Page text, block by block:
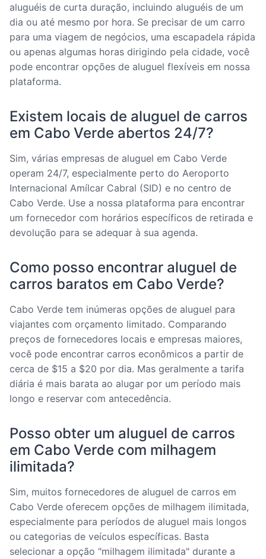
aluguéis de curta duração, incluindo aluguéis de um
dia ou até mesmo por hora. Se precisar de um carro
para uma viagem de negócios, uma escapadela rápida
ou apenas algumas horas dirigindo pela cidade, você
pode encontrar opções de aluguel flexíveis em nossa
plataforma.
Existem locais de aluguel de carros
em Cabo Verde abertos 24/7?
Sim, várias empresas de aluguel em Cabo Verde
operam 24/7, especialmente perto do Aeroporto
Internacional Amílcar Cabral (SID) e no centro de
Cabo Verde. Use a nossa plataforma para encontrar
um fornecedor com horários específicos de retirada e
devolução para se adequar à sua agenda.
Como posso encontrar aluguel de
carros baratos em Cabo Verde?
Cabo Verde tem inúmeras opções de aluguel para
viajantes com orçamento limitado. Comparando
preços de fornecedores locais e empresas maiores,
você pode encontrar carros econômicos a partir de
cerca de $15 a $20 por dia. Mas geralmente a tarifa
diária é mais barata ao alugar por um período mais
longo e reservar com antecedência.
Posso obter um aluguel de carros
em Cabo Verde com milhagem
ilimitada?
Sim, muitos fornecedores de aluguel de carros em
Cabo Verde oferecem opções de milhagem ilimitada,
especialmente para períodos de aluguel mais longos
ou categorias de veículos específicas. Basta
selecionar a opção "milhagem ilimitada" durante a